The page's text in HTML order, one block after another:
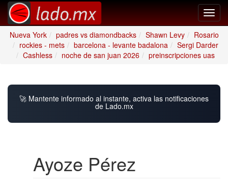
Nueva York
padres vs diamondbacks Shawn Levy
Rosario
rockies - mets
barcelona - levante badalona
Sergi Darder
Cashless
noche de san juan 2026 preinscripciones uas
🚀 Mantente informado al instante, activa las notificaciones
de Lado.mx
Ayoze Pérez